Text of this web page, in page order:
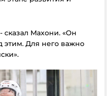
сказал Махони. «Он
этим. Для него важно